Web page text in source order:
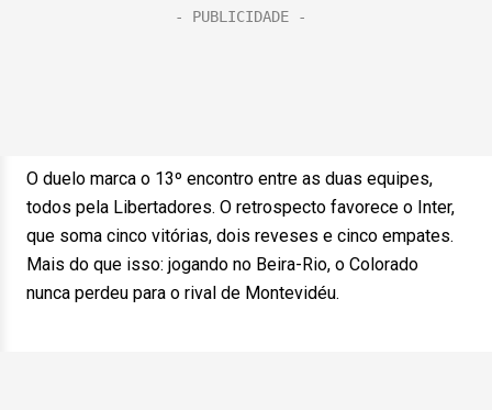
O duelo marca o 13º encontro entre as duas equipes,
todos pela Libertadores. O retrospecto favorece o Inter,
que soma cinco vitórias, dois reveses e cinco empates.
Mais do que isso: jogando no Beira-Rio, o Colorado
nunca perdeu para o rival de Montevidéu.